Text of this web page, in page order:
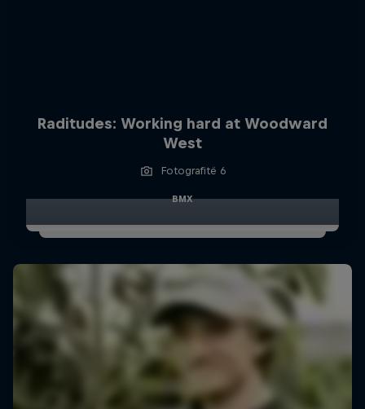
Raditudes: Working hard at Woodward
West
Fotografitë 6
BMX